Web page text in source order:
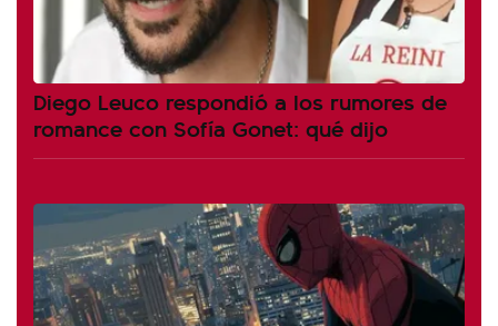
Diego Leuco respondió a los rumores de
romance con Sofía Gonet: qué dijo